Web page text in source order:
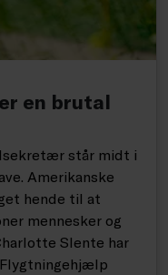
en brutal
står midt i
Amerikanske
hende til at
mennesker og
Slente har